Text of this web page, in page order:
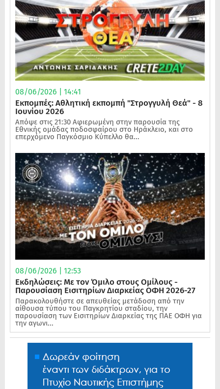
08/06/2026 | 14:41
Εκπομπές: Αθλητική εκπομπή "Στρογγυλή Θεά" - 8
Ιουνίου 2026
Απόψε στις 21:30 Αφιερωμένη στην παρουσία της
Εθνικής ομάδας ποδοσφαίρου στο Ηράκλειο, και στο
επερχόμενο Παγκόσμιο Κύπελλο θα...
08/06/2026 | 12:53
Εκδηλώσεις: Με τον Όμιλο στους Ομίλους -
Παρουσίαση Εισιτηρίων Διαρκείας ΟΦΗ 2026-27
Παρακολουθήστε σε απευθείας μετάδοση από την
αίθουσα τύπου του Παγκρητίου σταδίου, την
παρουσίαση των Εισιτηρίων Διαρκείας της ΠΑΕ ΟΦΗ για
την αγωνι...